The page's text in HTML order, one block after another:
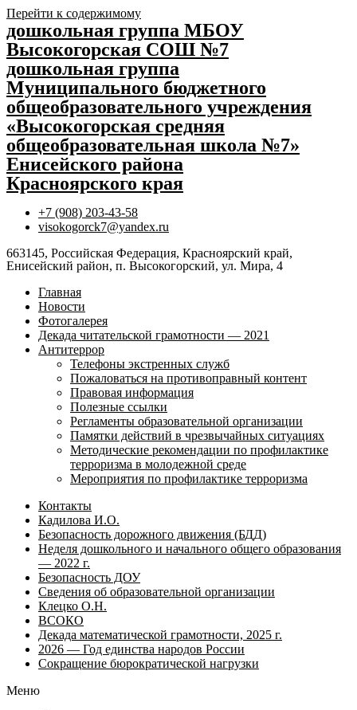
Перейти к содержимому
дошкольная группа МБОУ
Высокогорская СОШ №7
дошкольная группа
Муниципального бюджетного
общеобразовательного учреждения
«Высокогорская средняя
общеобразовательная школа №7»
Енисейского района
Красноярского края
+7 (908) 203-43-58
visokogorck7@yandex.ru
663145, Российская Федерация, Красноярский край,
Енисейский район, п. Высокогорский, ул. Мира, 4
Главная
Новости
Фотогалерея
Декада читательской грамотности — 2021
Антитеррор
Телефоны экстренных служб
Пожаловаться на противоправный контент
Правовая информация
Полезные ссылки
Регламенты образовательной организации
Памятки действий в чрезвычайных ситуациях
Методические рекомендации по профилактике
терроризма в молодежной среде
Мероприятия по профилактике терроризма
Контакты
Кадилова И.О.
Безопасность дорожного движения (БДД)
Неделя дошкольного и начального общего образования
— 2022 г.
Безопасность ДОУ
Сведения об образовательной организации
Клецко О.Н.
ВСОКО
Декада математической грамотности, 2025 г.
2026 — Год единства народов России
Сокращение бюрократической нагрузки
Меню